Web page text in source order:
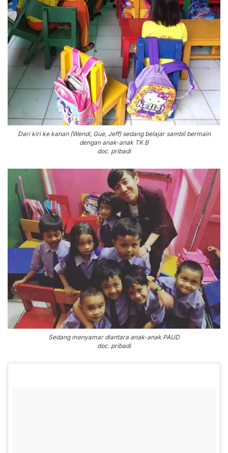
Dari kiri ke kanan (Wendi, Gue, Jeff) sedang belajar sambil bermain
dengan anak-anak TK B
doc. pribadi
Sedang menyamar diantara anak-anak PAUD
doc. pribadi